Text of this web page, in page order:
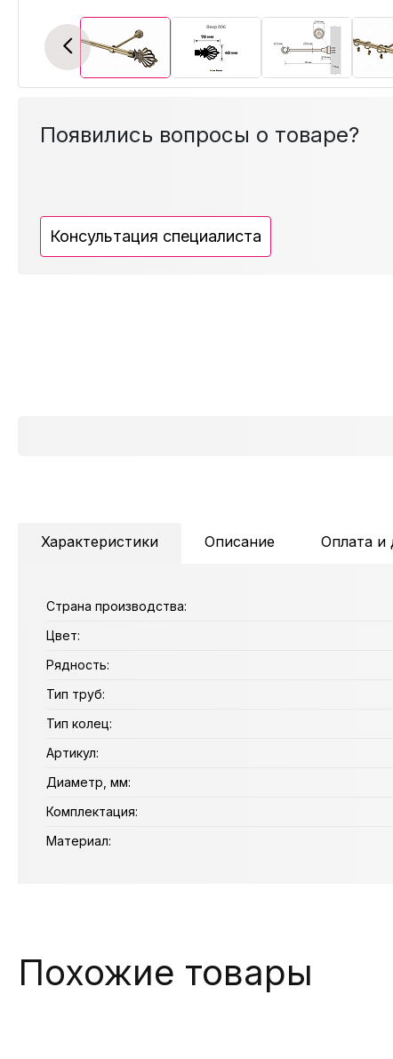
Previous
Появились вопросы о товаре?
Консультация специалиста
Характеристики Описание Оплата и
Страна производства:
Цвет:
Рядность:
Тип труб:
Тип колец:
Артикул:
Диаметр, мм:
Комплектация:
Материал:
Похожие товары